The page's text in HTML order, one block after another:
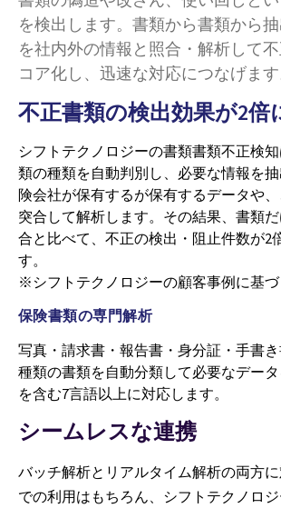
を検出します。書類から書類から
を社内外の情報と照合・解析して
コア化し、迅速な対応につなげます
不正書類の検出効果が2倍
シフトテクノロジーの書類書類不正検
類の種類を自動判別し、必要な情報を
険会社が保有するが保有するデータや
突合して解析します。その結果、書類
合と比べて、不正の検出・阻止件数が2
す。
※シフトテクノロジーの顧客事例に基づ
保険書類の専門解析
写真・請求書・報告書・身分証・手書
種類の書類を自動分類して必要なデー
を含む7言語以上に対応します。
シームレスな連携
バッチ解析とリアルタイム解析の両方
での利用はもちろん、シフトテクノロ